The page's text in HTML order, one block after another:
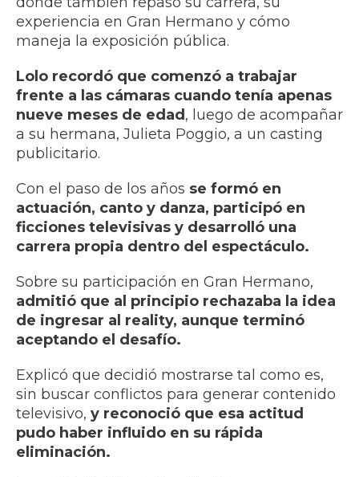
experiencia en Gran Hermano y cómo
maneja la exposición pública.
Lolo recordó que comenzó a trabajar
frente a las cámaras cuando tenía apenas
nueve meses de edad, luego de acompañar
a su hermana, Julieta Poggio, a un casting
publicitario.
Con el paso de los años se formó en
actuación, canto y danza, participó en
ficciones televisivas y desarrolló una
carrera propia dentro del espectáculo.
Sobre su participación en Gran Hermano,
admitió que al principio rechazaba la idea
de ingresar al reality, aunque terminó
aceptando el desafío.
Explicó que decidió mostrarse tal como es,
sin buscar conflictos para generar contenido
televisivo, y reconoció que esa actitud
pudo haber influido en su rápida
eliminación.